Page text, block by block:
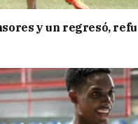
y un regresó,